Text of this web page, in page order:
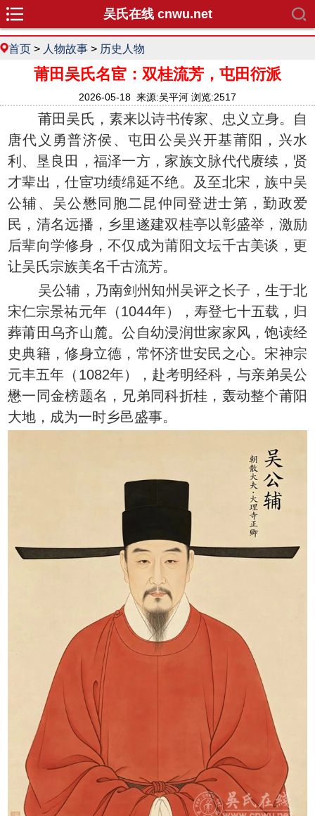
吴氏在线 cnwu.net
首页 > 人物故事 > 历史人物
莆田吴氏名宦：双桂流芳，屯田衍派
2026-05-18 来源:吴平河 浏览:2517
莆田吴氏，素来以诗书传家、忠义立身。自
唐代义勇普济侯、屯田公吴兴开基莆阳，兴水
利、垦良田，福泽一方，家族文脉代代赓续，贤
才辈出，仕宦功绩绵延不绝。及至北宋，族中吴
公辅、吴公懋同胞二昆仲同登进士第，勤政爱
民，清名远播，乡里遂建双桂亭以彰盛举，激励
后辈向学修身，不仅成为莆阳文坛千古美谈，更
让吴氏宗族美名千古流芳。
吴公辅，乃南剑州知州吴评之长子，生于北
宋仁宗景祐元年（1044年），寿登七十五载，归
葬莆田乌齐山麓。公自幼浸润世家家风，饱读经
史典籍，修身立德，常怀济世安民之心。宋神宗
元丰五年（1082年），赴考明经科，与亲弟吴公
懋一同金榜题名，兄弟同科折桂，轰动整个莆阳
大地，成为一时乡邑盛事。